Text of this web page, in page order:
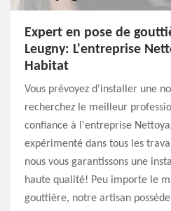
Expert en pose de
Leugny: L'entreprise
Habitat
Vous prévoyez d'installer une
recherchez le meilleur
confiance à l'entreprise
expérimenté dans tous les
nous vous garantissons une
haute qualité! Peu importe le
gouttière, notre artisan